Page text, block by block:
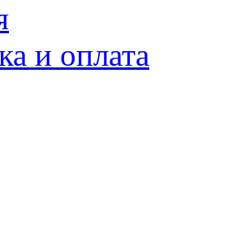
и оплата